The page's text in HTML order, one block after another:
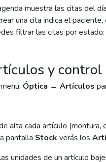
muestra las citas del
una cita indica el
filtrar las citas por estado:
y control
Óptica → Artículos
alta cada artículo (montura,
pantalla Stock verás los
unidades de un artículo